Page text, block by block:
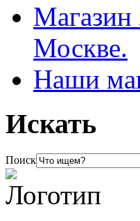
Магазин
Москве.
Наши
Искать
Поиск